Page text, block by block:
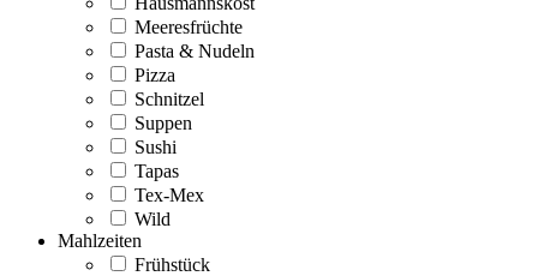
Meeresfrüchte
Pasta & Nudeln
Pizza
Schnitzel
Suppen
Sushi
Tapas
Tex-Mex
Wild
Mahlzeiten
Frühstück